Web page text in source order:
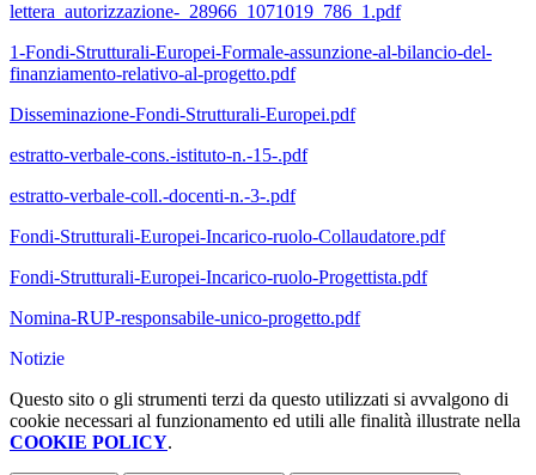
lettera_autorizzazione-_28966_1071019_786_1.pdf
1-Fondi-Strutturali-Europei-Formale-assunzione-al-bilancio-del-
finanziamento-relativo-al-progetto.pdf
Disseminazione-Fondi-Strutturali-Europei.pdf
estratto-verbale-cons.-istituto-n.-15-.pdf
estratto-verbale-coll.-docenti-n.-3-.pdf
Fondi-Strutturali-Europei-Incarico-ruolo-Collaudatore.pdf
Fondi-Strutturali-Europei-Incarico-ruolo-Progettista.pdf
Nomina-RUP-responsabile-unico-progetto.pdf
Notizie
Questo sito o gli strumenti terzi da questo utilizzati si avvalgono di
cookie necessari al funzionamento ed utili alle finalità illustrate nella
COOKIE POLICY.